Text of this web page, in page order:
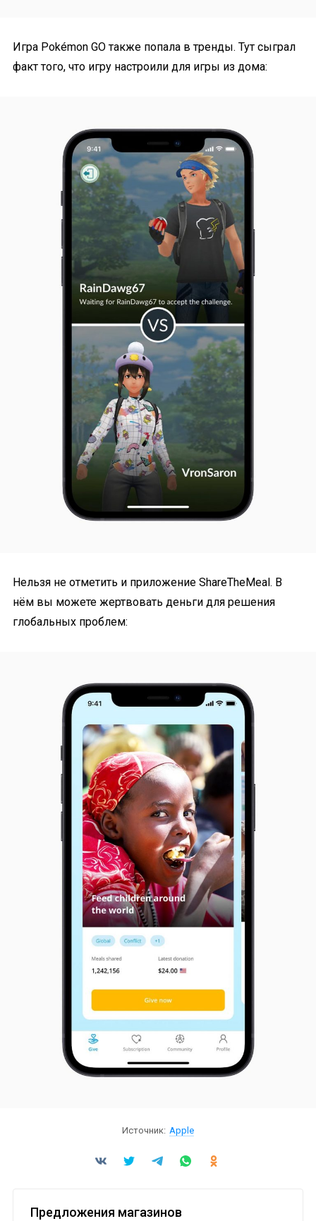
Игра Pokémon GO также попала в тренды. Тут сыграл
факт того, что игру настроили для игры из дома:
Нельзя не отметить и приложение ShareTheMeal. В
нём вы можете жертвовать деньги для решения
глобальных проблем:
Источник: Apple
Предложения магазинов